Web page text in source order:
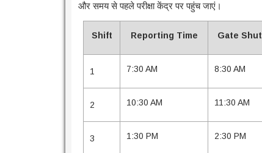
और समय से पहले परीक्षा केंद्र पर पहुंच जाएं।
Shift Reporting Time Gate Shut
1 7:30 AM 8:30 AM
2 10:30 AM 11:30 AM
3 1:30 PM 2:30 PM